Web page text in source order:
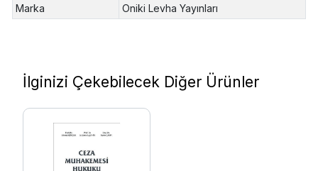
Marka
Oniki Levha Yayınları
İlginizi Çekebilecek Diğer Ürünler